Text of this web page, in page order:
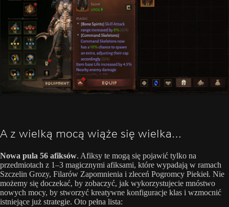
A z wielką mocą wiąże się wielka…
Nowa pula 56 afiksów. Afiksy te mogą się pojawić tylko na
przedmiotach z 1–3 magicznymi afiksami, które wypadają w ramach
Szczelin Grozy, Filarów Zapomnienia i zleceń Pogromcy Piekieł. Nie
możemy się doczekać, by zobaczyć, jak wykorzystujecie mnóstwo
nowych mocy, by stworzyć kreatywne konfiguracje klas i wzmocnić
istniejące już strategie. Oto pełna lista: